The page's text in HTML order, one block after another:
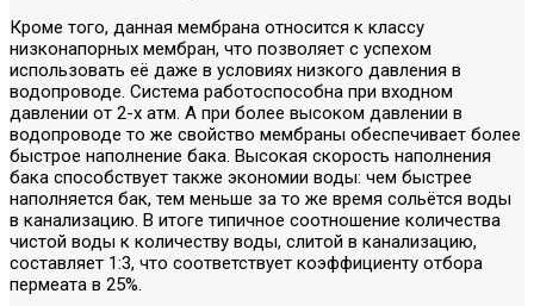
Кроме того, данная мембрана относится к классу
низконапорных мембран, что позволяет с успехом
использовать её даже в условиях низкого давления в
водопроводе. Система работоспособна при входном
давлении от 2-х атм. А при более высоком давлении в
водопроводе то же свойство мембраны обеспечивает более
быстрое наполнение бака. Высокая скорость наполнения
бака способствует также экономии воды: чем быстрее
наполняется бак, тем меньше за то же время сольётся воды
в канализацию. В итоге типичное соотношение количества
чистой воды к количеству воды, слитой в канализацию,
составляет 1:3, что соответствует коэффициенту отбора
пермеата в 25%.